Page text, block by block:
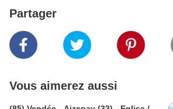
Partager
Vous aimerez aussi